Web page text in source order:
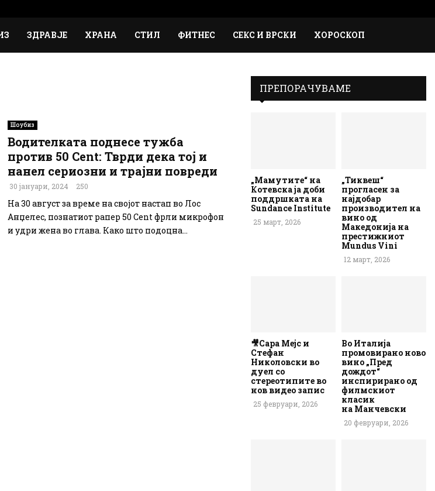
ЗДРАВЈЕ ХРАНА СТИЛ ФИТНЕС СЕКС И ВРСКИ ХОРОСКОП
Шоубиз
Водителката поднесе тужба
против 50 Cent: Тврди дека тој и
нанел сериозни и трајни повреди
30 јануари, 2024 250
На 30 август за време на својот настап во Лос
Анџелес, познатиот рапер 50 Cent фрли микрофон
и удри жена во глава. Како што подоцна...
ПРЕПОРАЧУВАМЕ
„Мамутите“ на
Котевска ја доби
поддршката на
Sundance Institute
25 март, 2026
„Тиквеш“
прогласен за
најдобар
производител на
вино од
Македонија на
престижниот
Mundus Vini
12 март, 2026
🎥Сара Мејс и
Стефан
Николовски во
дуел со
стереотипите во
нов видео запис
25 февруари, 2026
Во Италија
промовирано ново
вино „Пред
дождот“
инспирирано од
филмскиот
класик
на Манчевски
20 февруари, 2026